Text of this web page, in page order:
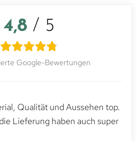
4,8 / 5
Google-Bewertungen
Qualität und Aussehen top.
Lieferung haben auch super